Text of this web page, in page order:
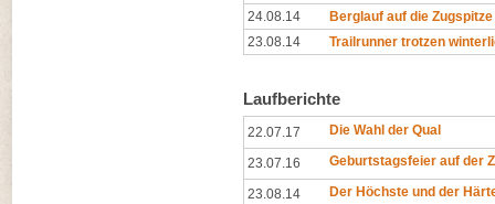
24.08.14
Berglauf auf die
23.08.14
Trailrunner trotzen
Laufberichte
22.07.17 Die Wahl der Qual
23.07.16 Geburtstagsfeier auf der
23.08.14 Der Höchste und der